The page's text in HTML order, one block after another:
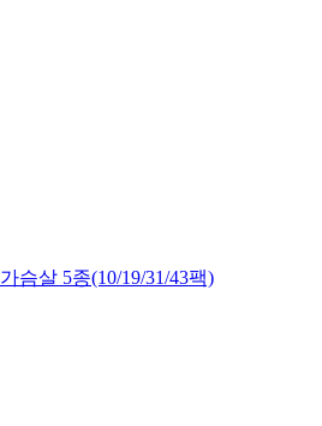
슴살 5종(10/19/31/43팩)